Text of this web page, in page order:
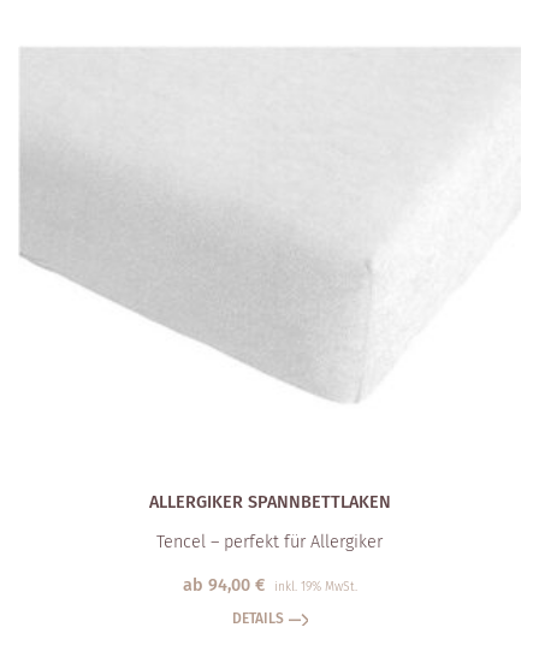
ALLERGIKER SPANN­BETTLAKEN
Tencel – perfekt für Allergiker
ab 94,00 € inkl. 19% MwSt.
DETAILS